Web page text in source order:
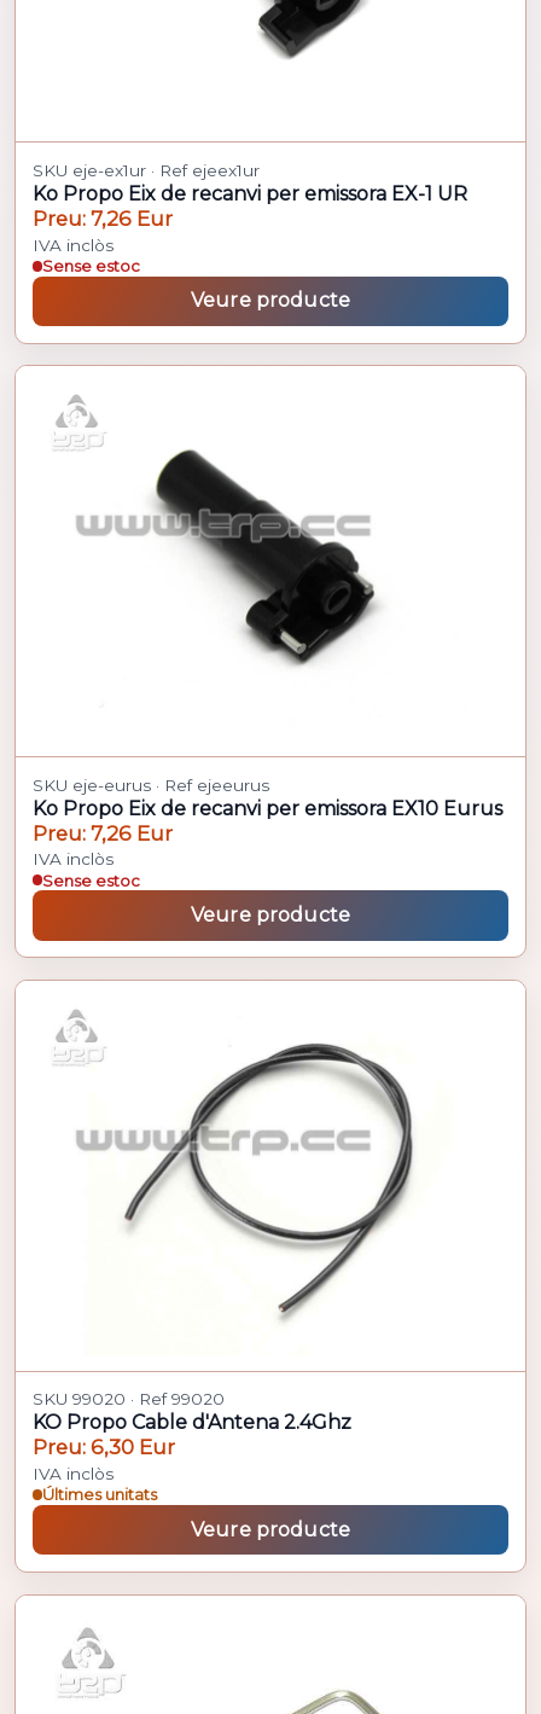
SKU eje-ex1ur · Ref ejeex1ur
Ko Propo Eix de recanvi per emissora EX-1 UR
Preu: 7,26 Eur
IVA inclòs
Sense estoc
Veure producte
SKU eje-eurus · Ref ejeeurus
Ko Propo Eix de recanvi per emissora EX10 Eurus
Preu: 7,26 Eur
IVA inclòs
Sense estoc
Veure producte
SKU 99020 · Ref 99020
KO Propo Cable d'Antena 2.4Ghz
Preu: 6,30 Eur
IVA inclòs
Últimes unitats
Veure producte